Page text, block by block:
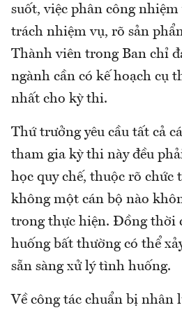
suốt, việc phân công
trách nhiệm vụ, rõ sản
Thành viên trong Ban chỉ
ngành cần có kế hoạch cụ
nhất cho kỳ thi.
Thứ trưởng yêu cầu tất cả
tham gia kỳ thi này đều
học quy chế, thuộc rõ chức
không một cán bộ nào
trong thực hiện. Đồng thời
huống bất thường có thể
sẵn sàng xử lý tình huống.
Về công tác chuẩn bị nhân